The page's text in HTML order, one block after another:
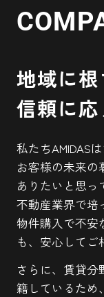
ランとの関係か
ます。読み進め
まま賃貸で様
いるのかを整理
の不安を少し
住まい選びの一
地域に根
信頼に
私たちAMIDAS
お客様の未来の
ありたいと思っ
不動産業界で培
物件購入で不安
も、安心してご
さらに、賃貸分
籍しているため